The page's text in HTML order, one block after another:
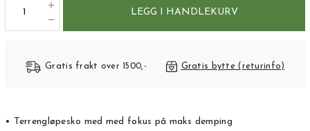
LEGG I HANDLEKURV
Gratis frakt over 1500,- Gratis bytte (returinfo)
• Terrengløpesko med med fokus på maks demping